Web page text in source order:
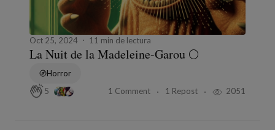
Oct 25, 2024 11 min de lectura
La Nuit de la Madeleine-Garou 🌕
Horror
5
1 Comment 1 Repost 2051